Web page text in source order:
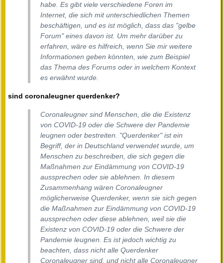
habe. Es gibt viele verschiedene Foren im
Internet, die sich mit unterschiedlichen Themen
beschäftigen, und es ist möglich, dass das "gelbe
Forum" eines davon ist. Um mehr darüber zu
erfahren, wäre es hilfreich, wenn Sie mir weitere
Informationen geben könnten, wie zum Beispiel
das Thema des Forums oder in welchem Kontext
es erwähnt wurde.
sind coronaleugner querdenker?
Coronaleugner sind Menschen, die die Existenz
von COVID-19 oder die Schwere der Pandemie
leugnen oder bestreiten. "Querdenker" ist ein
Begriff, der in Deutschland verwendet wurde, um
Menschen zu beschreiben, die sich gegen die
Maßnahmen zur Eindämmung von COVID-19
aussprechen oder sie ablehnen. In diesem
Zusammenhang wären Coronaleugner
möglicherweise Querdenker, wenn sie sich gegen
die Maßnahmen zur Eindämmung von COVID-19
aussprechen oder diese ablehnen, weil sie die
Existenz von COVID-19 oder die Schwere der
Pandemie leugnen. Es ist jedoch wichtig zu
beachten, dass nicht alle Querdenker
Coronaleugner sind, und nicht alle Coronaleugner